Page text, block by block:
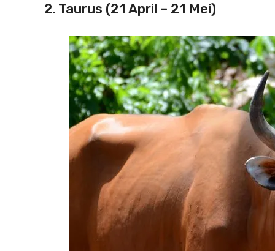
2. Taurus (21 April – 21 Mei)